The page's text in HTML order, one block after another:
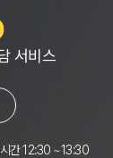
서비스
간 12:30 ~13:30